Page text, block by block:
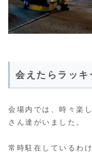
会えたらラッ
会場内では、時々楽
さん達がいました。
常時駐在しているわ